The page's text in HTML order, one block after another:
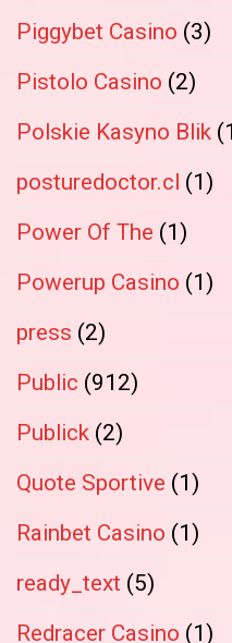
Piggybet Casino (3)
Pistolo Casino (2)
Polskie Kasyno Blik
posturedoctor.cl (1)
Power Of The (1)
Powerup Casino (1)
press (2)
Public (912)
Publick (2)
Quote Sportive (1)
Rainbet Casino (1)
ready_text (5)
Redracer Casino (1)